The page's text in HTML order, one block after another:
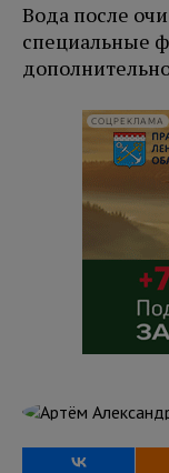
Вода после
специальные
СОЦРЕКЛАМА